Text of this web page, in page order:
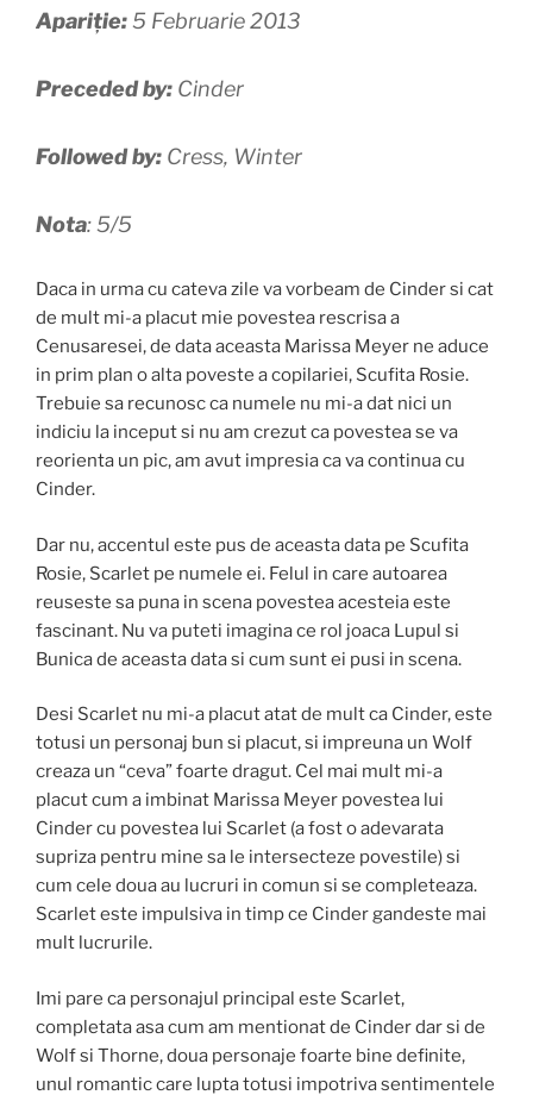
Apariție:5 Februarie 2013
Preceded by: Cinder
Followed by: Cress, Winter
Nota: 5/5
Daca in urma cu cateva zile va vorbeam de Cinder si cat
de mult mi-a placut mie povestea rescrisa a
Cenusaresei, de data aceasta Marissa Meyer ne aduce
in prim plan o alta poveste a copilariei, Scufita Rosie.
Trebuie sa recunosc ca numele nu mi-a dat nici un
indiciu la inceput si nu am crezut ca povestea se va
reorienta un pic, am avut impresia ca va continua cu
Cinder.
Dar nu, accentul este pus de aceasta data pe Scufita
Rosie, Scarlet pe numele ei. Felul in care autoarea
reuseste sa puna in scena povestea acesteia este
fascinant. Nu va puteti imagina ce rol joaca Lupul si
Bunica de aceasta data si cum sunt ei pusi in scena.
Desi Scarlet nu mi-a placut atat de mult ca Cinder, este
totusi un personaj bun si placut, si impreuna un Wolf
creaza un “ceva” foarte dragut. Cel mai mult mi-a
placut cum a imbinat Marissa Meyer povestea lui
Cinder cu povestea lui Scarlet (a fost o adevarata
supriza pentru mine sa le intersecteze povestile) si
cum cele doua au lucruri in comun si se completeaza.
Scarlet este impulsiva in timp ce Cinder gandeste mai
mult lucrurile.
Imi pare ca personajul principal este Scarlet,
completata asa cum am mentionat de Cinder dar si de
Wolf si Thorne, doua personaje foarte bine definite,
unul romantic care lupta totusi impotriva sentimentele